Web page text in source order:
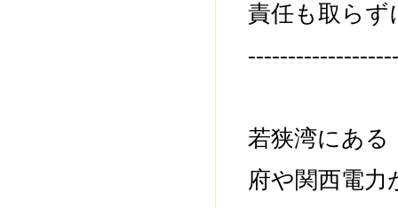
責任も取ら
若狭湾にあ
府や関西電力